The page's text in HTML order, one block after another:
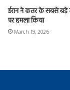
ईरान ने कतर के सबसे बड़े
पर हमला किया
March 19, 2026